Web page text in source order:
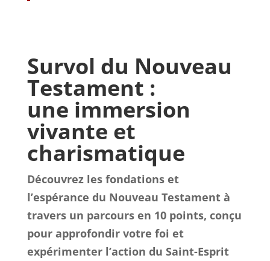
Survol du Nouveau
Testament :
une immersion
vivante et
charismatique
Découvrez les fondations et
l’espérance du Nouveau Testament à
travers un parcours en 10 points, conçu
pour approfondir votre foi et
expérimenter l’action du Saint-Esprit